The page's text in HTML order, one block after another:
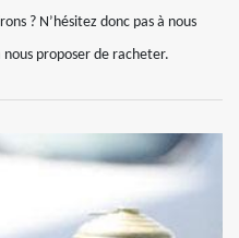
? N’hésitez donc pas à nous
proposer de racheter.